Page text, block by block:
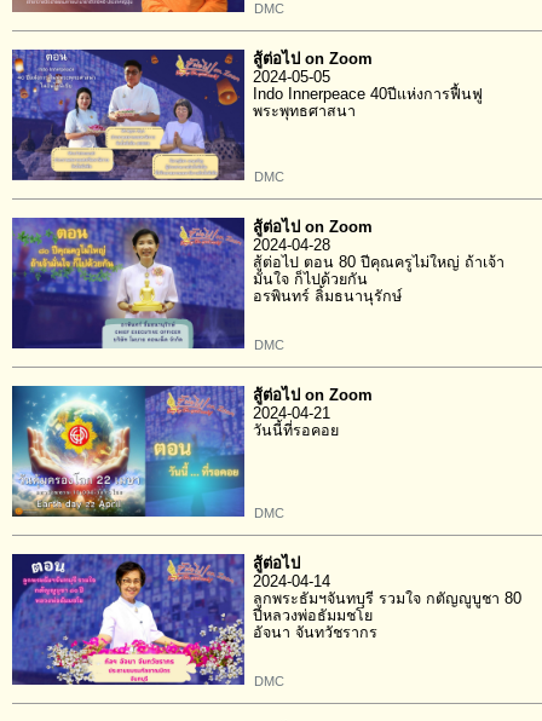
DMC
สู้ต่อไป on Zoom
2024-05-05
Indo Innerpeace 40ปีแห่งการฟื้นฟู
พระพุทธศาสนา
DMC
สู้ต่อไป on Zoom
2024-04-28
สู้ต่อไป ตอน 80 ปีคุณครูไม่ใหญ่ ถ้าเจ้า
มั่นใจ ก็ไปด้วยกัน
อรพินทร์ ลิ้มธนานุรักษ์
DMC
สู้ต่อไป on Zoom
2024-04-21
วันนี้ที่รอคอย
DMC
สู้ต่อไป
2024-04-14
ลูกพระธัมฯจันทบุรี รวมใจ กตัญญูบูชา 80
ปีหลวงพ่อธัมมชโย
อัจนา จันทวัชรากร
DMC